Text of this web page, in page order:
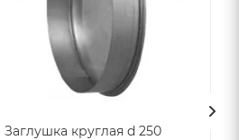
Заглушка круглая d 250